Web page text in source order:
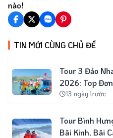
Cẩm Nang
nào!
TIN MỚI CÙNG CHỦ ĐỀ
Tour 3 Đảo
2026: Top
13 ngày trước
Tour Bình
Bãi Kinh, Bãi